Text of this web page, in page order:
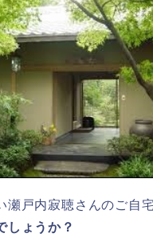
瀬戸内寂聴さんのご自
しょうか？